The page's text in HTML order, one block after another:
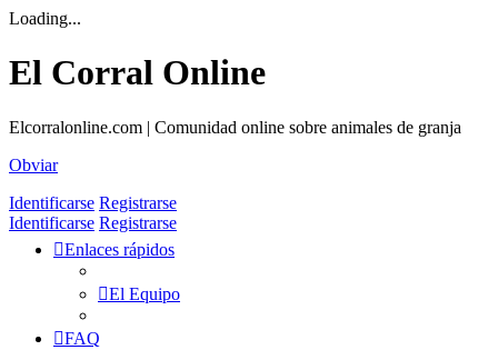
Loading...
El Corral Online
Elcorralonline.com | Comunidad online sobre animales de granja
Obviar
Identificarse Registrarse
Identificarse Registrarse
Enlaces rápidos
El Equipo
FAQ